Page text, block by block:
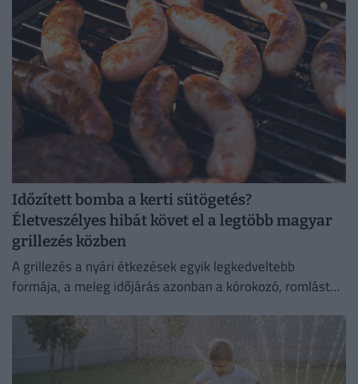
Időzített bomba a kerti sütögetés?
Életveszélyes hibát követ el a legtöbb magyar
grillezés közben
A grillezés a nyári étkezések egyik legkedveltebb
formája, a meleg időjárás azonban a kórokozó, romlást